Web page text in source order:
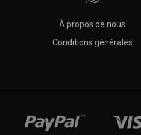
À propos de nous
Conditions générales